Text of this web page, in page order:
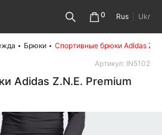
0 Rus Ukr
Брюки
Спортивные брюки Adidas
Артикул: IN5102
Adidas Z.N.E. Premium